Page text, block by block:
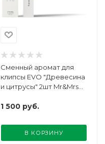
Сменный аромат для
клипсы EVO "Древесина
и цитрусы" 2шт Mr&Mrs
1 500 руб.
В КОРЗИНУ